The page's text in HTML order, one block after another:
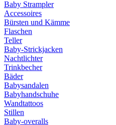
Baby Strampler
Accessoires
Bürsten und Kämme
Flaschen
Teller
Baby-Strickjacken
Nachtlichter
Trinkbecher
Bäder
Babysandalen
Babyhandschuhe
Wandtattoos
Stillen
Baby-overalls